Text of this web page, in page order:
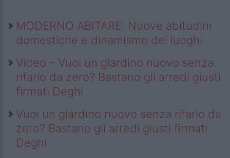
MODERNO ABITARE: Nuove abitudini
domestiche e dinamismo dei luoghi
Video – Vuoi un giardino nuovo senza
rifarlo da zero? Bastano gli arredi giusti
firmati Deghi
Vuoi un giardino nuovo senza rifarlo da
zero? Bastano gli arredi giusti firmati
Deghi